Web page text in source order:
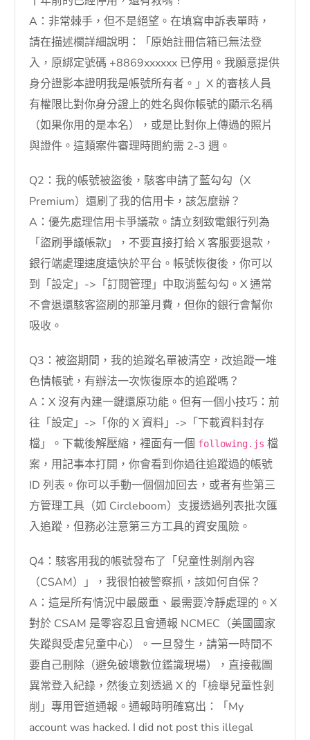
A：非常棘手，但不是絕望。在填寫申訴表單時，
請在描述欄詳細說明：「原始註冊信箱已無法登
入，原綁定號碼 +8869xxxxxx 已停用。我願意提供
身分證影本證明我是帳號所有者。」X 的審核人員
有權限比對你身分證上的姓名與你帳號的顯示名稱
（如果你用的是本名），或是比對你上傳過的照片
與證件。這類案件審理時間約需 2-3 週。
Q2：我的帳號被盜後，駭客申請了藍勾勾（X
Premium）還刷了我的信用卡，該怎麼辦？
A：優先處理信用卡爭議款。請立刻致電銀行列為
「盜刷爭議帳款」，不要直接打給 X 客服要退款，
銀行端處理速度遠快於平台。帳號恢復後，你可以
到「設定」->「訂閱管理」中取消藍勾勾。X 通常
不會退還駭客盜刷的那筆月費，但你的銀行會幫你
吸收。
Q3：被盜期間，我的追蹤名單被清空，改追蹤一堆
色情帳號，有辦法一次恢復原本的追蹤嗎？
A：X 沒有內建一鍵還原功能。但有一個小技巧：前
往「設定」->「你的 X 資料」->「下載資料封存
檔」。下載後解壓縮，裡面有一個 following.js 檔
案，用記事本打開，你會看到你過往追蹤過的帳號
ID 列表。你可以手動一個個加回去，或者有些第三
方管理工具（如 Circleboom）支援透過列表批次匯
入追蹤，但務必注意第三方工具的資安風險。
Q4：駭客用我的帳號發布了「兒童性剝削內容
（CSAM）」，我很怕被警察抓，該如何自保？
A：這是所有情況中最嚴重、最需要冷靜處理的。X
對於 CSAM 是零容忍且會通報 NCMEC（美國國家
失蹤與受虐兒童中心）。一旦發生，請第一時間不
要自己刪除（避免破壞數位鑑識現場），直接截圖
異常登入紀錄，然後立刻透過 X 的「檢舉兒童性剝
削」專用管道通報。通報時明確寫出：「My
account was hacked. I did not post this illegal